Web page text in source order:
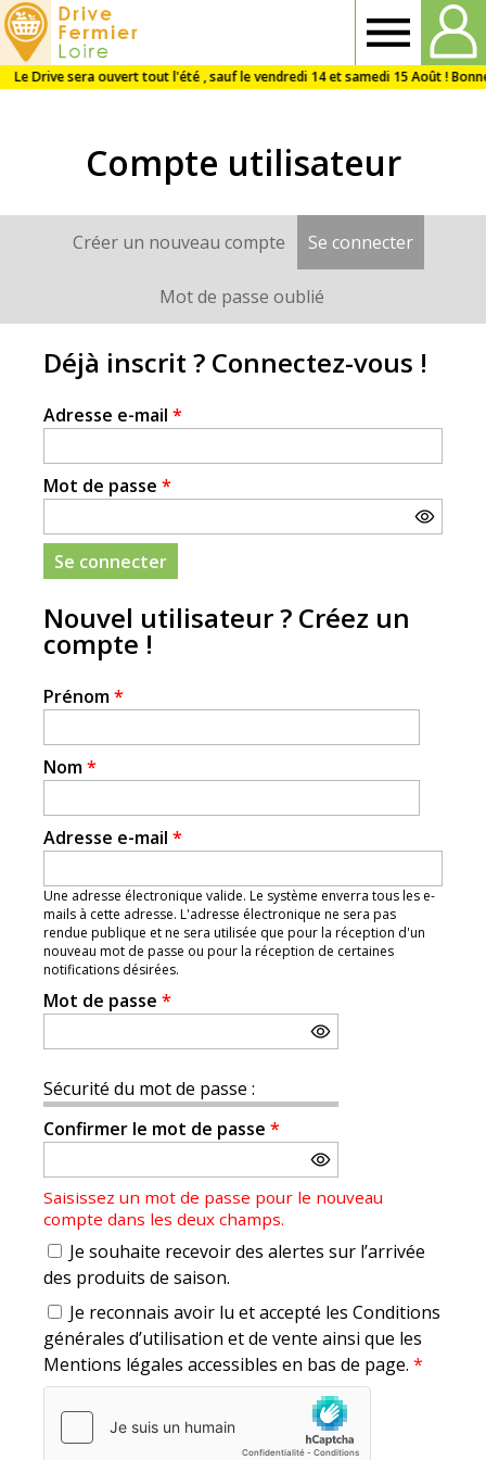
Loire
Compte utilisateur
OngletsCréer un nouveau compte Se connecter(onglet
Mot de passe oublié
Déjà inscrit ? Connectez-vous !
Adresse e-mail *
Mot de passe *
Nouvel utilisateur ? Créez un
compte !
Prénom*
Nom*
Adresse e-mail *
Une adresse électronique valide. Le système enverra tous les e-
mails à cette adresse. L'adresse électronique ne sera pas
rendue publique et ne sera utilisée que pour la réception d'un
nouveau mot de passe ou pour la réception de certaines
notifications désirées.
Mot de passe *
Sécurité du mot de passe :
Confirmer le mot de passe *
Saisissez un mot de passe pour le nouveau
compte dans les deux champs.
Je souhaite recevoir des alertes sur l’arrivée
des produits de saison.
Je reconnais avoir lu et accepté les Conditions
générales d’utilisation et de vente ainsi que les
Mentions légales accessibles en bas de page. *